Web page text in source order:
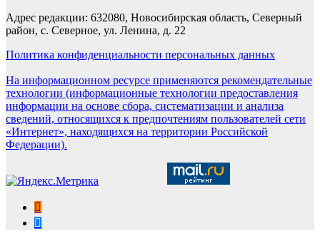
Адрес редакции: 632080, Новосибирская область, Северный
район, с. Северное, ул. Ленина, д. 22
Политика конфиденциальности персональных данных
На информационном ресурсе применяются рекомендательные
технологии (информационные технологии предоставления
информации на основе сбора, систематизации и анализа
сведений, относящихся к предпочтениям пользователей сети
«Интернет», находящихся на территории Российской
Федерации).